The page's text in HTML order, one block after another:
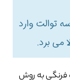
توالت وارد
می برد.
به روش